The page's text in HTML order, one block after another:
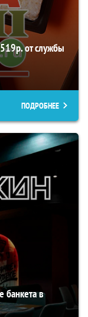
от службы
ПОДРОБНЕЕ
банкета в